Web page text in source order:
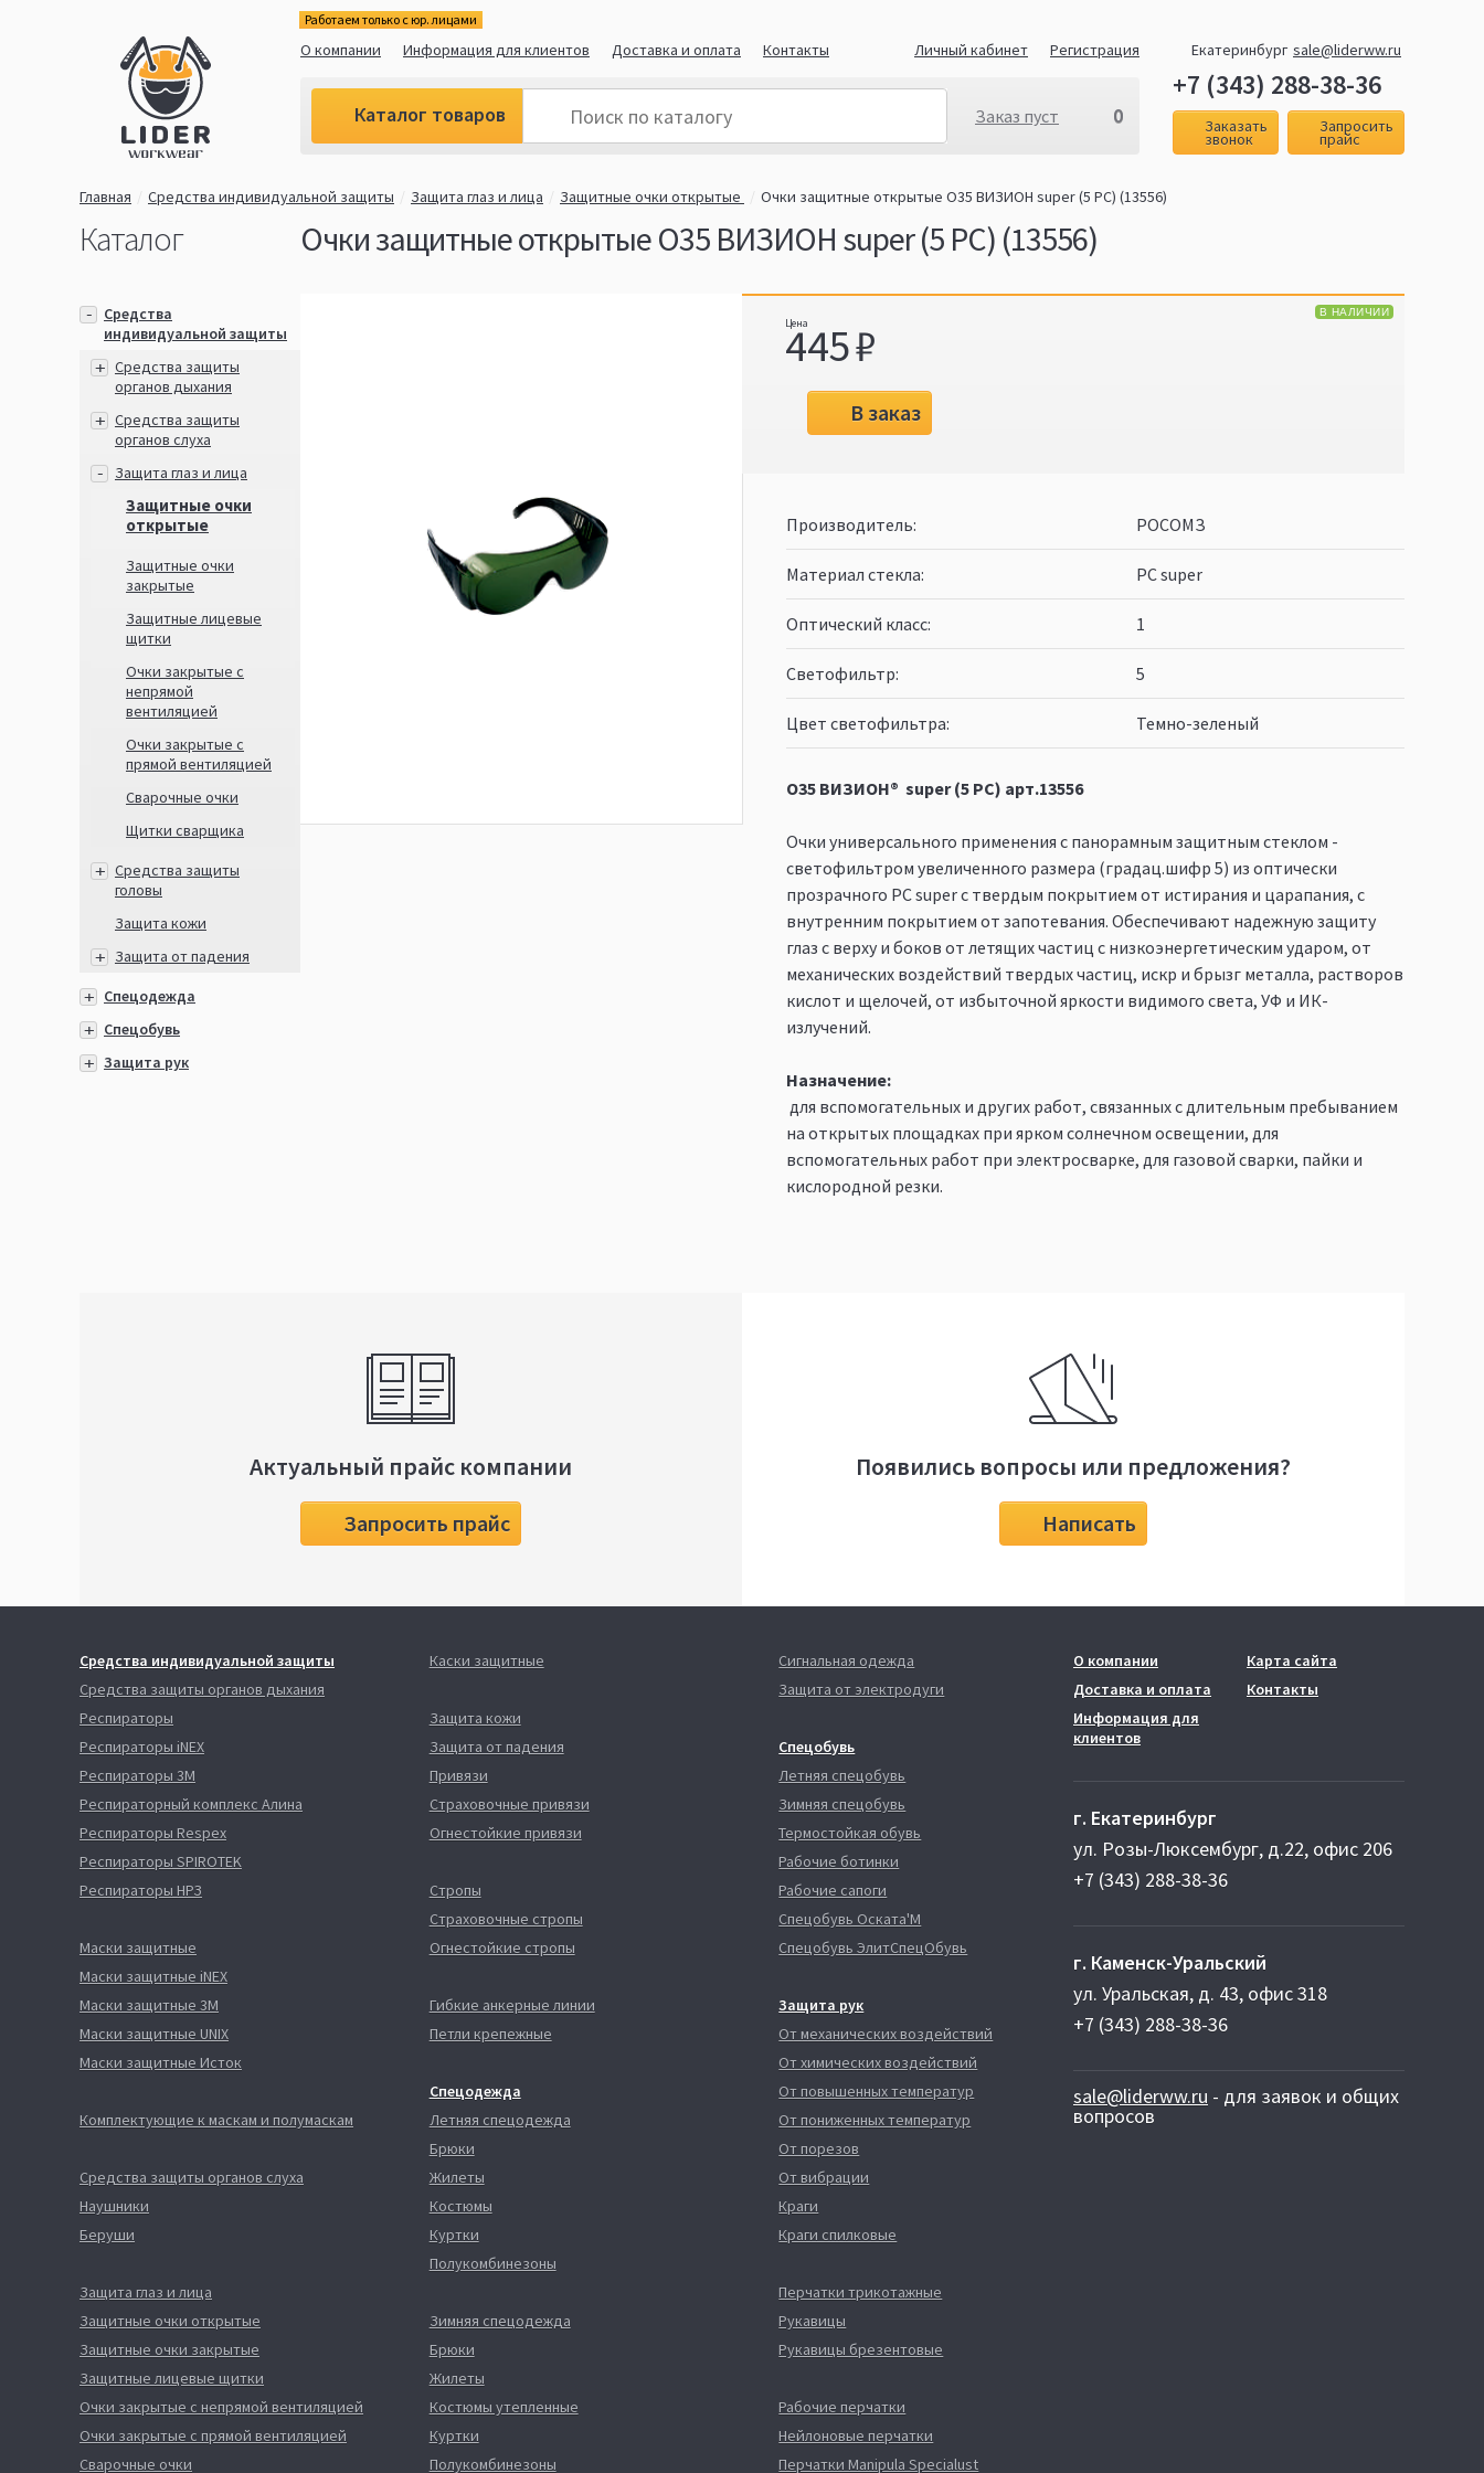
Работаем только с юр. лицами
О компании Информация для клиентов Доставка и оплата Контакты Личный кабинет Регистрация
Каталог товаров Заказ пуст 0
Екатеринбург sale@liderww.ru
+7 (343) 288-38-36
Заказать
звонок
Запросить
прайс
Главная Средства индивидуальной защиты Защита глаз и лица Защитные очки открытые Очки защитные открытые О35 ВИЗИОН super (5 PC) (13556)
Каталог Очки защитные открытые О35 ВИЗИОН super (5 PC) (13556)
Средства
индивидуальной защиты
Средства защиты
органов дыхания
Средства защиты
органов слуха
Защита глаз и лица
Защитные очки
открытые
Защитные очки
закрытые
Защитные лицевые
щитки
Очки закрытые с
непрямой
вентиляцией
Очки закрытые с
прямой вентиляцией
Сварочные очки
Щитки сварщика
Средства защиты
головы
Защита кожи
Защита от падения
Спецодежда
Спецобувь
Защита рук
В НАЛИЧИИ
445
В заказ
Производитель РОСОМЗ
Материал стекла PC super
Оптический класс 1
Светофильтр 5
Цвет светофильтра Темно-зеленый
О35 ВИЗИОН® super (5 PС) арт.13556
Очки универсального применения с панорамным защитным стеклом -
светофильтром увеличенного размера (градац.шифр 5) из оптически
прозрачного PC super с твердым покрытием от истирания и царапания, с
внутренним покрытием от запотевания. Обеспечивают надежную защиту
глаз с верху и боков от летящих частиц с низкоэнергетическим ударом, от
механических воздействий твердых частиц, искр и брызг металла, растворов
кислот и щелочей, от избыточной яркости видимого света, УФ и ИК-
излучений.
Назначение:
для вспомогательных и других работ, связанных с длительным пребыванием
на открытых площадках при ярком солнечном освещении, для
вспомогательных работ при электросварке, для газовой сварки, пайки и
кислородной резки.
Актуальный прайс компании
Запросить прайс
Появились вопросы или предложения?
Написать
Средства индивидуальной защиты
Средства защиты органов дыхания
Респираторы
Респираторы iNEX
Респираторы 3М
Респираторный комплекс Алина
Респираторы Respex
Респираторы SPIROTEK
Респираторы НРЗ
Маски защитные
Маски защитные iNEX
Маски защитные 3М
Маски защитные UNIX
Маски защитные Исток
Комплектующие к маскам и полумаскам
Средства защиты органов слуха
Наушники
Беруши
Защита глаз и лица
Защитные очки открытые
Защитные очки закрытые
Защитные лицевые щитки
Очки закрытые с непрямой вентиляцией
Очки закрытые с прямой вентиляцией
Сварочные очки
Каски защитные
Защита кожи
Защита от падения
Привязи
Страховочные привязи
Огнестойкие привязи
Стропы
Страховочные стропы
Огнестойкие стропы
Гибкие анкерные линии
Петли крепежные
Спецодежда
Летняя спецодежда
Брюки
Жилеты
Костюмы
Куртки
Полукомбинезоны
Зимняя спецодежда
Брюки
Жилеты
Костюмы утепленные
Куртки
Полукомбинезоны
Сигнальная одежда
Защита от электродуги
Спецобувь
Летняя спецобувь
Зимняя спецобувь
Термостойкая обувь
Рабочие ботинки
Рабочие сапоги
Спецобувь Оската'М
Спецобувь ЭлитСпецОбувь
Защита рук
От механических воздействий
От химических воздействий
От повышенных температур
От пониженных температур
От порезов
От вибрации
Краги
Краги спилковые
Перчатки трикотажные
Рукавицы
Рукавицы брезентовые
Рабочие перчатки
Нейлоновые перчатки
Перчатки Manipula Specialust
О компании
Доставка и оплата
Информация для
клиентов
Карта сайта
Контакты
г. Екатеринбург
ул. Розы-Люксембург, д.22, офис 206
+7 (343) 288-38-36
г. Каменск-Уральский
ул. Уральская, д. 43, офис 318
+7 (343) 288-38-36
sale@liderww.ru - для заявок и общих
вопросов